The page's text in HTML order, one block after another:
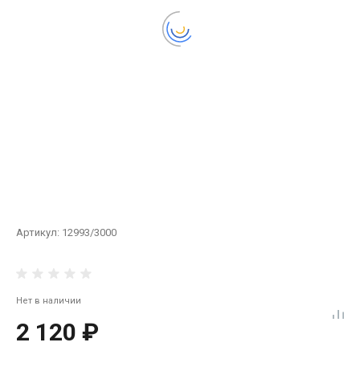
Артикул: 12993/3000
Нет в наличии
2 120 ₽